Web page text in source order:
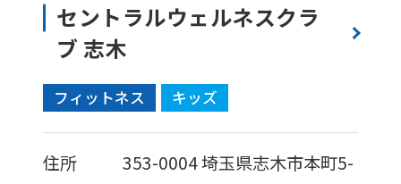
セントラルウェルネスクラ
ブ 志木
フィットネス キッズ
住所 353-0004埼玉県志木市本町5-